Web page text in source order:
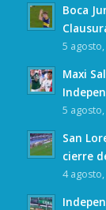
Boca
5
Maxi
5 agosto,
San
cierre
4 agosto,